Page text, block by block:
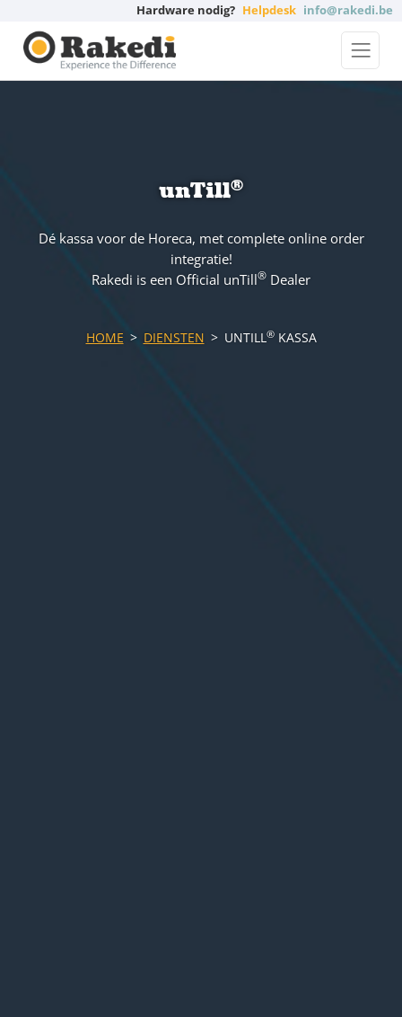
Hardware nodig? Helpdesk info@rakedi.be
unTill®
Dé kassa voor de Horeca, met complete online order
integratie!
Rakedi is een Official unTill® Dealer
HOME DIENSTEN UNTILL®KASSA